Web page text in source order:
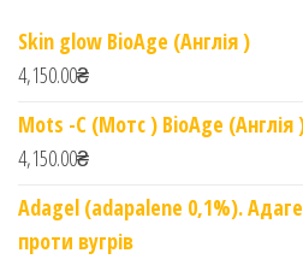
Skin glow BioAge (Англія )
4,150.00₴
Mots -C (Мотс ) BioAge (Англія
4,150.00₴
Adagel (adapalene 0,1%).
проти вугрів